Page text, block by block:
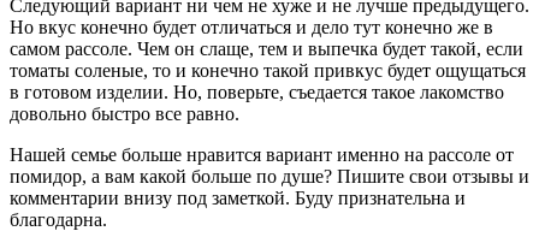
Следующий вариант ни чем не хуже и не лучше предыдущего.
Но вкус конечно будет отличаться и дело тут конечно же в
самом рассоле. Чем он слаще, тем и выпечка будет такой, если
томаты соленые, то и конечно такой привкус будет ощущаться
в готовом изделии. Но, поверьте, съедается такое лакомство
довольно быстро все равно.
Нашей семье больше нравится вариант именно на рассоле от
помидор, а вам какой больше по душе? Пишите свои отзывы и
комментарии внизу под заметкой. Буду признательна и
благодарна.